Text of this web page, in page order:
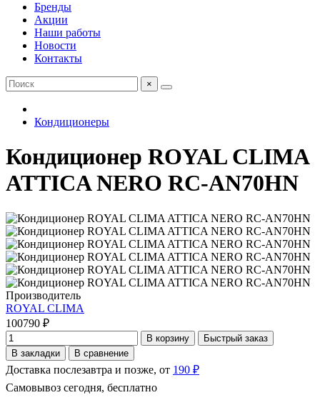
Бренды
Акции
Наши работы
Новости
Контакты
×
Кондиционеры
Кондиционер ROYAL CLIMA
ATTICA NERO RC-AN70HN
Производитель
ROYAL CLIMA
100790 ₽
В корзину
Быстрый заказ
В закладки
В сравнение
Доставка послезавтра и позже, от 190 ₽
Самовывоз сегодня, бесплатно